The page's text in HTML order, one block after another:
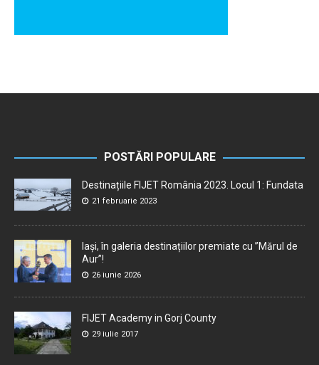
POSTĂRI POPULARE
Destinațiile FIJET România 2023. Locul 1: Fundata
21 februarie 2023
Iași, în galeria destinațiilor premiate cu ”Mărul de
Aur”!
26 iunie 2026
FIJET Academy in Gorj County
29 iulie 2017